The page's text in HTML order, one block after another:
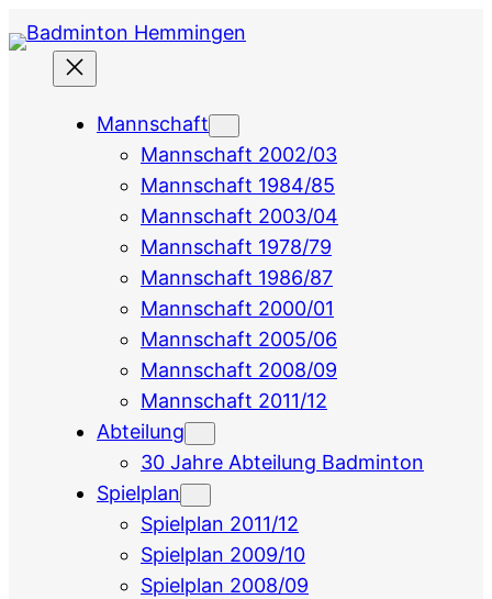
Zum
Inhalt
springen
Mannschaft
Mannschaft 2002/03
Mannschaft 1984/85
Mannschaft 2003/04
Mannschaft 1978/79
Mannschaft 1986/87
Mannschaft 2000/01
Mannschaft 2005/06
Mannschaft 2008/09
Mannschaft 2011/12
Abteilung
30 Jahre Abteilung Badminton
Spielplan
Spielplan 2011/12
Spielplan 2009/10
Spielplan 2008/09